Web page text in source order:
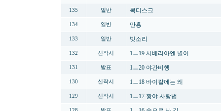
135 일반 목디스크
134 일반 만홍
133 일반 빗소리
132 신작시 1ㅡ19 시베리아엔 별이
131 발표 1ㅡ20 야간비행
130 신작시 1ㅡ18 바이칼에는 왜
129 신작시 1ㅡ17 황야 사랑법